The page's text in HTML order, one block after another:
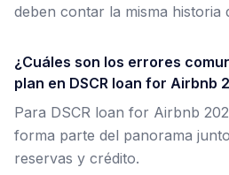
deben contar la misma historia
¿Cuáles son los errores
plan en DSCR loan for Airbnb
Para DSCR loan for Airbnb
forma parte del panorama
reservas y crédito.